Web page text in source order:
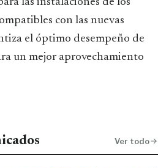
con las nuevas
el óptimo desempeño de
un mejor aprovechamiento
Ver todo